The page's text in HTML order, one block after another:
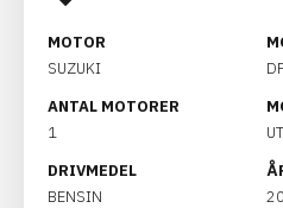
MOTOR
SUZUKI
ANTAL MOTORER
1
DRIVMEDEL
BENSIN